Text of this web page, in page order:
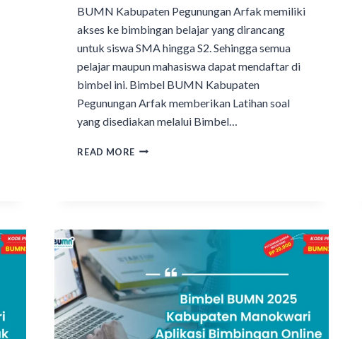
BUMN Kabupaten Pegunungan Arfak memiliki
akses ke bimbingan belajar yang dirancang
untuk siswa SMA hingga S2. Sehingga semua
pelajar maupun mahasiswa dapat mendaftar di
bimbel ini. Bimbel BUMN Kabupaten
Pegunungan Arfak memberikan Latihan soal
yang disediakan melalui Bimbel…
READ MORE